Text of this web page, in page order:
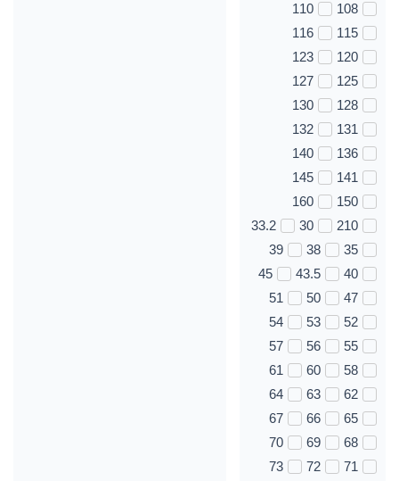
108
110
115
116
120
123
125
127
128
130
131
132
136
140
141
145
150
160
210
30
33.2
35
38
39
40
43.5
45
47
50
51
52
53
54
55
56
57
58
60
61
62
63
64
65
66
67
68
69
70
71
72
73